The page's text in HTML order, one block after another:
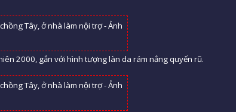
2000, gắn với hình tượng làn da rám nắng quyến rũ.